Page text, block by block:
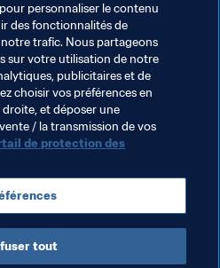
FIFA Legends
2026™ Netherlands
personnaliser le contenu
des fonctionnalités de
trafic. Nous partageons
sur votre utilisation de notre
publicitaires et de
choisir vos préférences en
et déposer une
/ la transmission de vos
de protection des
tout